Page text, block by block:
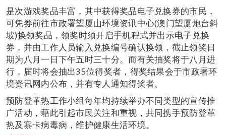
是次游戏奖品丰富，其中获得奖品电子兑换券的市民，
可凭券前往市政署望厦山环境资讯中心(澳门望厦炮台斜
坡)换领奖品，领奖时须开启手机程式并出示电子兑换
券，并由工作人员输入兑换编号确认换领，截止领奖日
期为八月一日下午五时三十分。而有关抽奖将于八月进
行，届时将会抽出35位得奖者，得奖结果会于市政署环
境资讯网内公布，并有专人通知得奖者。
预防登革热工作小组每年均持续举办不同类型的宣传推
广活动，藉此引起市民关注和重视，共同携手预防登革
热及寨卡病毒病，维护健康生活环境。